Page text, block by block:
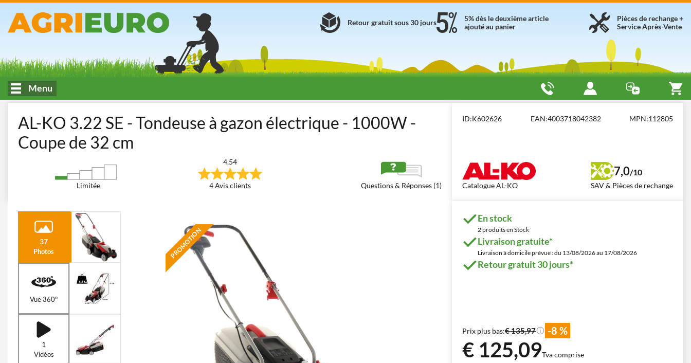
Pièces de rechange +
Service Après-Vente
5% dès le deuxième article
ajouté au panier
Retour gratuit sous 30 jours
Menu
AL-KO 3.22 SE - Tondeuse à gazon électrique - 1000W -
Coupe de 32 cm
Limitée
4,54
4 Avis clients Questions & Réponses (1)
ID:K602626 EAN:4003718042382 MPN:112805
Catalogue AL-KO
7,0/10
SAV & Pièces de rechange
37
Photos
Vue 360°
1
Vidéos
PROMOTION
En stock
2 produits en Stock
Livraison gratuite*
Livraison à domicile prévue : du 13/08/2026 au 17/08/2026
Retour gratuit 30 jours*
Prix plus bas:€ 135,97 -8 %
€ 125,09Tva comprise